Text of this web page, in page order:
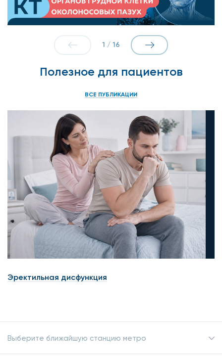
10% — Дермато-косметология;
10% — Лечебно-профилактический массаж (по
направлению врача);
20% — Амбулаторные оперативные
вмешательства;
20% — Оперативные вмешательства;
15% — Терапевтическая, хирургическая,
эстетическая стоматология; дентальная
имплантация, ортопедическая стоматология,
ортодонтия;
15% — Стоматология с использованием
микроскопа.
медицинского обслуживания в нашей клинике стала
1 / 16
Полезное для пациентов
ВСЕ ПУБЛИКАЦИИ
Эректильная дисфункция
Выберите ближайшую станцию метро